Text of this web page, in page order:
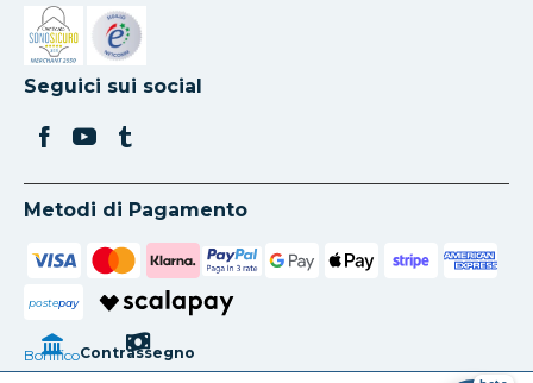
Si apre in una nuova scheda
Si apre in una nuova scheda
Seguici sui social
Metodi di Pagamento
postepay
BonificoContrassegno